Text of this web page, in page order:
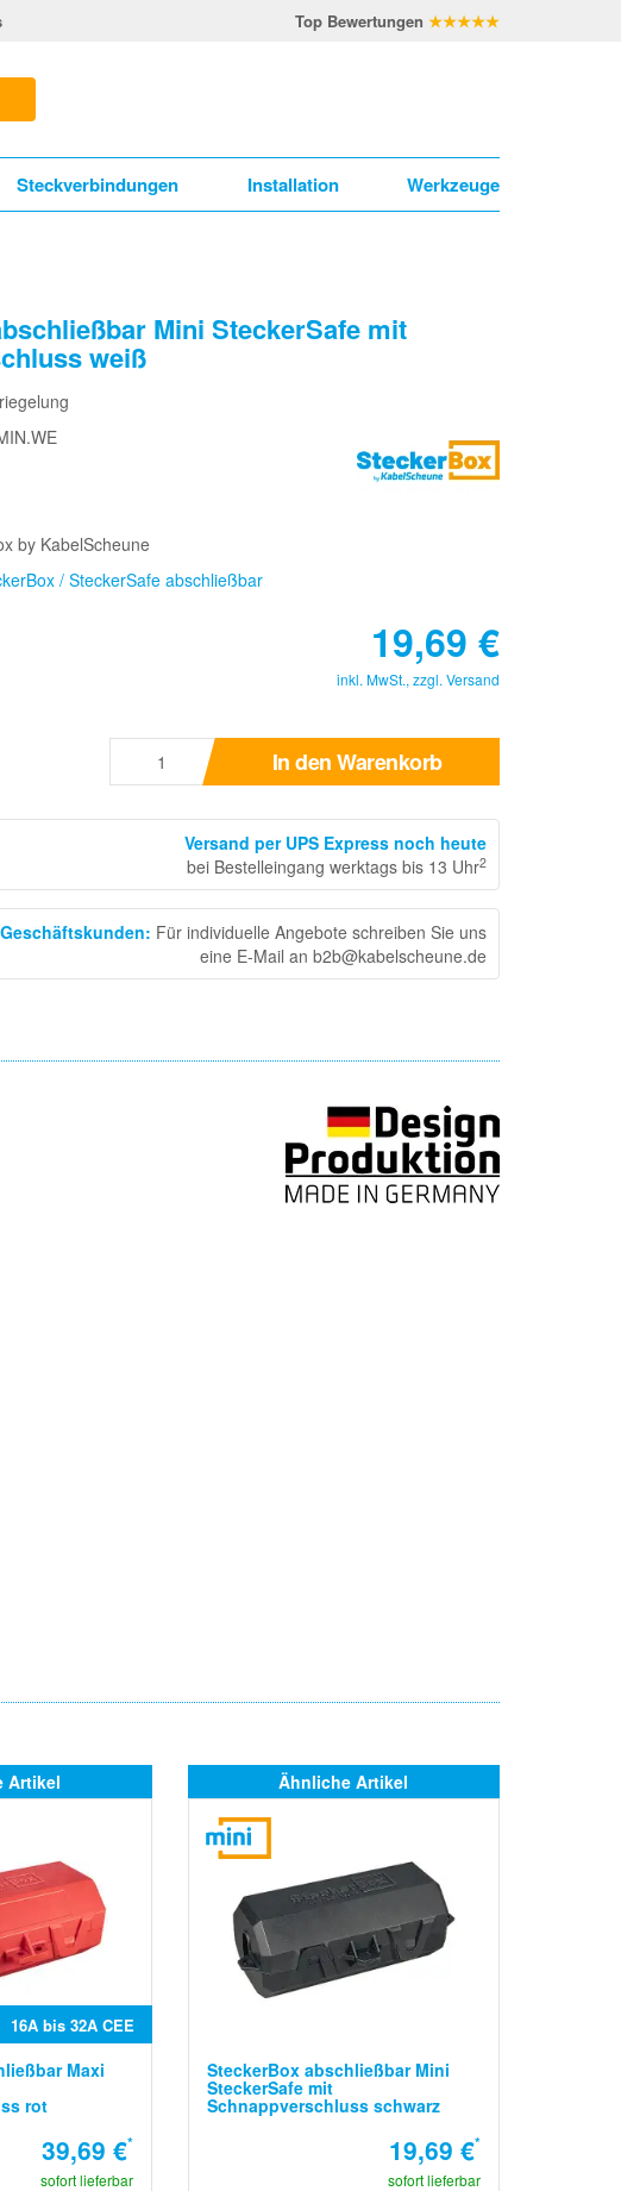
Top Bewertungen ★★★★★
Steckverbindungen Installation Werkzeuge
Mini SteckerSafe mit
weiß
by KabelScheune
/ SteckerSafe abschließbar
19,69 €
inkl. MwSt., zzgl. Versand
In den Warenkorb
Versand per UPS Express noch heute
bei Bestelleingang werktags bis 13 Uhr2
: Für individuelle Angebote schreiben Sie uns
eine E-Mail an b2b@kabelscheune.de
Artikel
16A bis 32A CEE
Maxi
rot
39,69 €*
sofort lieferbar
Ähnliche Artikel
SteckerBox abschließbar Mini
SteckerSafe mit
Schnappverschluss schwarz
19,69 €*
sofort lieferbar